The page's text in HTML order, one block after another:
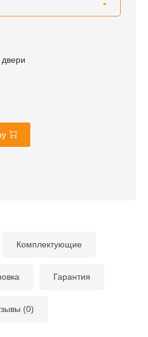
Комплектующие
Гарантия
(0)